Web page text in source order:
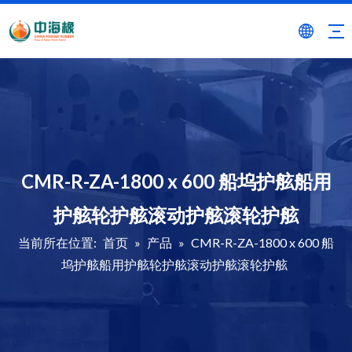
CMR-R-ZA-1800 x 600 船坞护舷船用
护舷轮护舷滚动护舷滚轮护舷
当前所在位置: 首页 » 产品 » CMR-R-ZA-1800 x 600 船
坞护舷船用护舷轮护舷滚动护舷滚轮护舷